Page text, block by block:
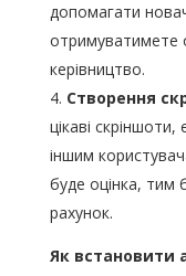
допомагати
отримуватимете
керівництво.
Створення
цікаві
іншим
буде оцінка, тим
рахунок.
Як встановити